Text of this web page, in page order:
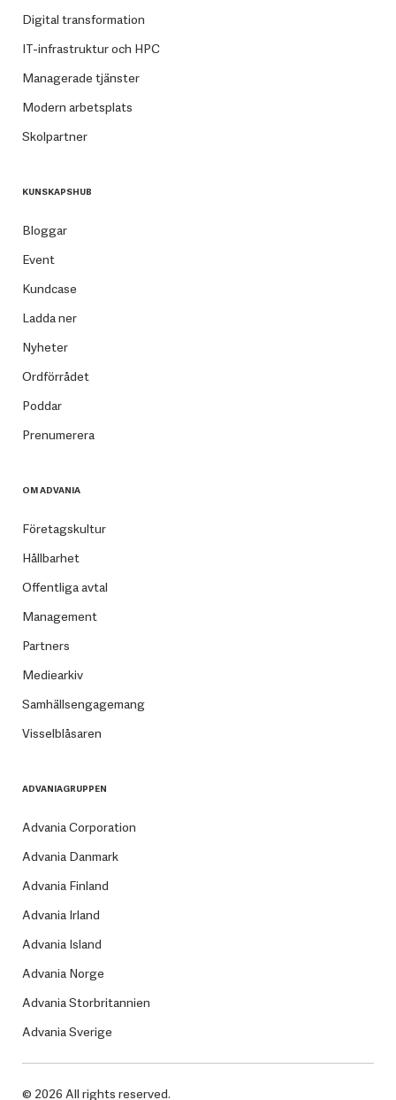
Digital transformation
IT-infrastruktur och HPC
Managerade tjänster
Modern arbetsplats
Skolpartner
KUNSKAPSHUB
Bloggar
Event
Kundcase
Ladda ner
Nyheter
Ordförrådet
Poddar
Prenumerera
OM ADVANIA
Företagskultur
Hållbarhet
Offentliga avtal
Management
Partners
Mediearkiv
Samhällsengagemang
Visselblåsaren
ADVANIAGRUPPEN
Advania Corporation
Advania Danmark
Advania Finland
Advania Irland
Advania Island
Advania Norge
Advania Storbritannien
Advania Sverige
© 2026 All rights reserved.